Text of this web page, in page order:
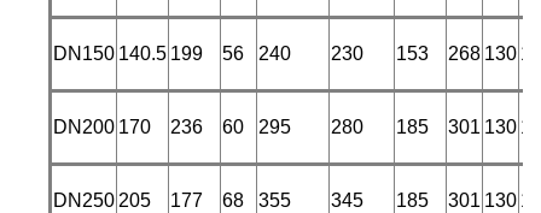
DN150 140.5 199 56 240 230 153 268 130
DN200 170 236 60 295 280 185 301 130
DN250 205 177 68 355 345 185 301 130